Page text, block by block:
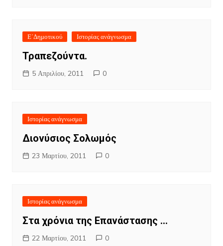
Ε΄Δημοτικού Ιστορίας ανάγνωσμα
Τραπεζούντα.
5 Απριλίου, 2011 0
Ιστορίας ανάγνωσμα
Διονύσιος Σολωμός
23 Μαρτίου, 2011 0
Ιστορίας ανάγνωσμα
Στα χρόνια της Επανάστασης …
22 Μαρτίου, 2011 0